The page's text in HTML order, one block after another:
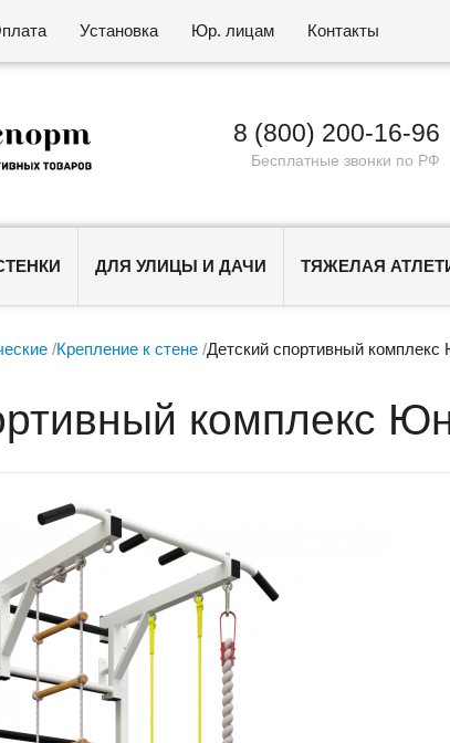
Установка Юр. лицам Контакты
8 (800) 200-16-96
Бесплатные звонки по РФ
ДЛЯ УЛИЦЫ И ДАЧИ ТЯЖЕЛАЯ
/Крепление к стене /Детский спортивный
комплекс